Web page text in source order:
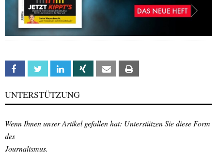
Facebook Twitter Linkedin Xing Email
UNTERSTÜTZUNG
Wenn Ihnen unser Artikel gefallen hat: Unterstützen Sie diese Form
des
Journalismus.